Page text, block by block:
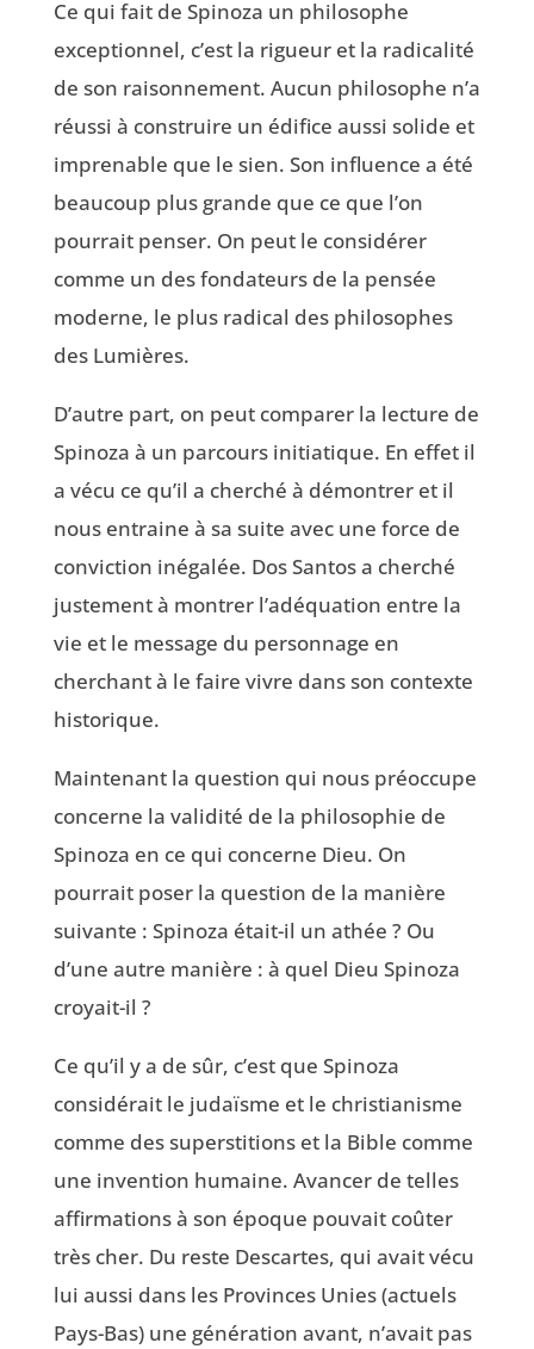
Ce qui fait de Spinoza un philosophe
exceptionnel, c’est la rigueur et la radicalité
de son raisonnement. Aucun philosophe n’a
réussi à construire un édifice aussi solide et
imprenable que le sien. Son influence a été
beaucoup plus grande que ce que l’on
pourrait penser. On peut le considérer
comme un des fondateurs de la pensée
moderne, le plus radical des philosophes
des Lumières.
D’autre part, on peut comparer la lecture de
Spinoza à un parcours initiatique. En effet il
a vécu ce qu’il a cherché à démontrer et il
nous entraine à sa suite avec une force de
conviction inégalée. Dos Santos a cherché
justement à montrer l’adéquation entre la
vie et le message du personnage en
cherchant à le faire vivre dans son contexte
historique.
Maintenant la question qui nous préoccupe
concerne la validité de la philosophie de
Spinoza en ce qui concerne Dieu. On
pourrait poser la question de la manière
suivante : Spinoza était-il un athée ? Ou
d’une autre manière : à quel Dieu Spinoza
croyait-il ?
Ce qu’il y a de sûr, c’est que Spinoza
considérait le judaïsme et le christianisme
comme des superstitions et la Bible comme
une invention humaine. Avancer de telles
affirmations à son époque pouvait coûter
très cher. Du reste Descartes, qui avait vécu
lui aussi dans les Provinces Unies (actuels
Pays-Bas) une génération avant, n’avait pas